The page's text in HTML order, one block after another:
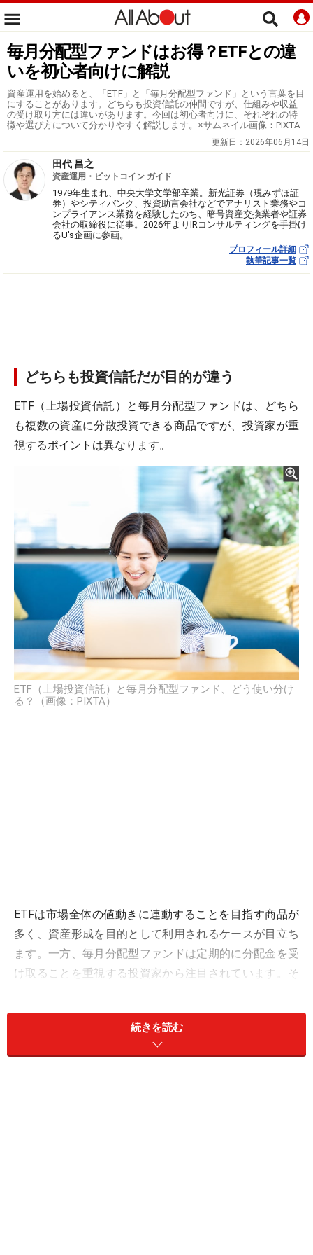
毎月分配型ファンドはお得？ETFとの違
いを初心者向けに解説
資産運用を始めると、「ETF」と「毎月分配型ファンド」という言葉を目
にすることがあります。どちらも投資信託の仲間ですが、仕組みや収益
の受け取り方には違いがあります。今回は初心者向けに、それぞれの特
徴や選び方について分かりやすく解説します。※サムネイル画像：PIXTA
更新日： 2026年06月14日
田代 昌之
資産運用・ビットコイン ガイド
1979年生まれ、中央大学文学部卒業。新光証券（現みずほ証
券）やシティバンク、投資助言会社などでアナリスト業務やコ
ンプライアンス業務を経験したのち、暗号資産交換業者や証券
会社の取締役に従事。2026年よりIRコンサルティングを手掛け
るU's企画に参画。
プロフィール詳細
執筆記事一覧
どちらも投資信託だが目的が違う
ETF（上場投資信託）と毎月分配型ファンドは、どちら
も複数の資産に分散投資できる商品ですが、投資家が重
視するポイントは異なります。
ETF（上場投資信託）と毎月分配型ファンド、どう使い分け
る？（画像：PIXTA）
ETFは市場全体の値動きに連動することを目指す商品が
多く、資産形成を目的として利用されるケースが目立ち
ます。一方、毎月分配型ファンドは定期的に分配金を受
け取ることを重視する投資家から注目されています。そ
ETFは資産形成向きの商品
ETFは、日経平均やTOPIX（東証株価指数）、S&P500な
続きを読む